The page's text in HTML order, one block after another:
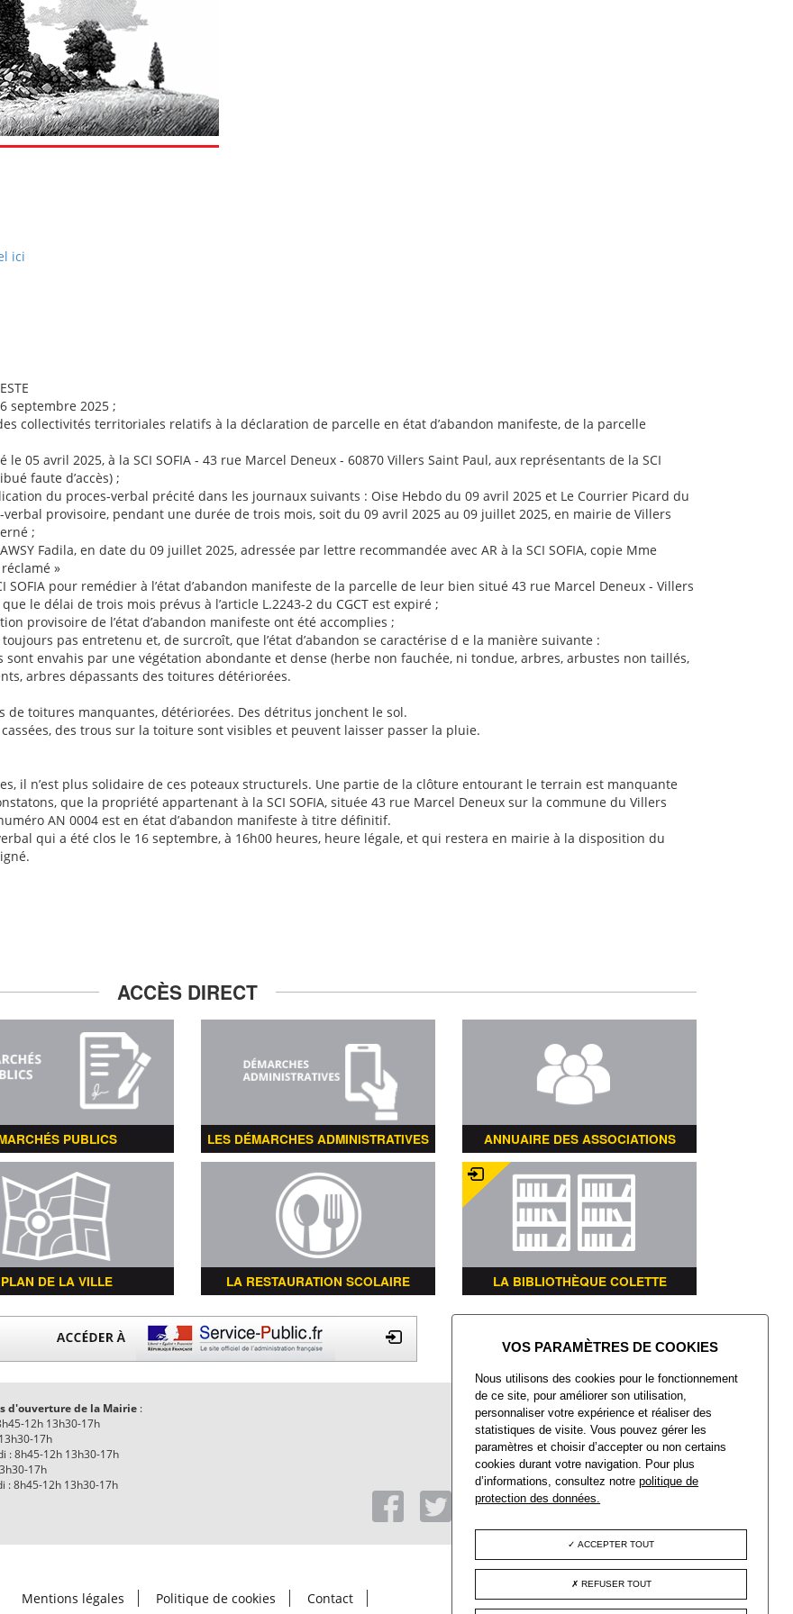
ici
septembre 2025 ;
collectivités territoriales relatifs à la déclaration de parcelle en état d’abandon manifeste, de la parcelle
05 avril 2025, à la SCI SOFIA - 43 rue Marcel Deneux - 60870 Villers Saint Paul, aux représentants de la SCI
faute d’accès) ;
du proces-verbal précité dans les journaux suivants : Oise Hebdo du 09 avril 2025 et Le Courrier Picard du
provisoire, pendant une durée de trois mois, soit du 09 avril 2025 au 09 juillet 2025, en mairie de Villers
;
Fadila, en date du 09 juillet 2025, adressée par lettre recommandée avec AR à la SCI SOFIA, copie Mme
»
SOFIA pour remédier à l’état d’abandon manifeste de la parcelle de leur bien situé 43 rue Marcel Deneux - Villers
le délai de trois mois prévus à l’article L.2243-2 du CGCT est expiré ;
provisoire de l’état d’abandon manifeste ont été accomplies ;
pas entretenu et, de surcroît, que l’état d’abandon se caractérise d e la manière suivante :
envahis par une végétation abondante et dense (herbe non fauchée, ni tondue, arbres, arbustes non taillés,
arbres dépassants des toitures détériorées.
de toitures manquantes, détériorées. Des détritus jonchent le sol.
des trous sur la toiture sont visibles et peuvent laisser passer la pluie.
il n’est plus solidaire de ces poteaux structurels. Une partie de la clôture entourant le terrain est manquante
que la propriété appartenant à la SCI SOFIA, située 43 rue Marcel Deneux sur la commune du Villers
AN 0004 est en état d’abandon manifeste à titre définitif.
qui a été clos le 16 septembre, à 16h00 heures, heure légale, et qui restera en mairie à la disposition du
ACCÈS DIRECT
PUBLICS LES DÉMARCHES ADMINISTRATIVES ANNUAIRE DES ASSOCIATIONS
PLAN DE LA VILLE LA RESTAURATION SCOLAIRE LA BIBLIOTHÈQUE COLETTE
d'ouverture de la Mairie:
12h 13h30-17h
17h
: 8h45-12h 13h30-17h
17h
: 8h45-12h 13h30-17h
Mairie de Villers-Saint-Paul
Place François Mitterrand
Villers-Saint-Paul
60872 Rieux CEDEX
Tél : 03 44 74 48 40
Fax : 03 44 74 48 41
Mentions légales Politique de cookies Contact
Nous utilisons des cookies pour le fonctionnement
de ce site, pour améliorer son utilisation,
personnaliser votre expérience et réaliser des
statistiques de visite. Vous pouvez gérer les
paramètres et choisir d’accepter ou non certains
cookies durant votre navigation. Pour plus
d’informations, consultez notrepolitique de
protection des données.
ACCEPTER TOUT
REFUSER TOUT